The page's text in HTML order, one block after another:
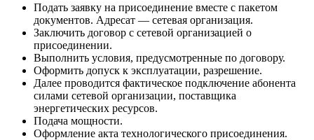
Подать заявку на присоединение вместе с пакетом
документов. Адресат — сетевая организация.
Заключить договор с сетевой организацией о
присоединении.
Выполнить условия, предусмотренные по договору.
Оформить допуск к эксплуатации, разрешение.
Далее проводится фактическое подключение абонента
силами сетевой организации, поставщика
энергетических ресурсов.
Подача мощности.
Оформление акта технологического присоединения.